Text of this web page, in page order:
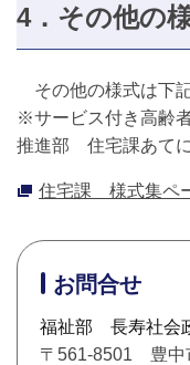
4．その他の
その他の様式は下
※サービス付き高齢
推進部 住宅課あてに
住宅課 様式集ペ
お問合せ
福祉部 長寿社会
〒561-8501 豊中